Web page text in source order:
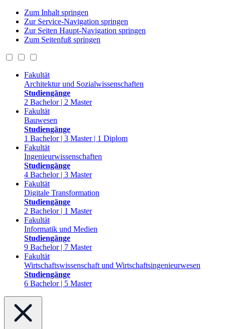
Zum Inhalt springen
Zur Service-Navigation springen
Zur Seiten Haupt-Navigation springen
Zum Seitenfuß springen
Fakultät
Architektur und Sozialwissenschaften
Studiengänge
2 Bachelor | 2 Master
Fakultät
Bauwesen
Studiengänge
1 Bachelor | 3 Master | 1 Diplom
Fakultät
Ingenieurwissenschaften
Studiengänge
4 Bachelor | 3 Master
Fakultät
Digitale Transformation
Studiengänge
2 Bachelor | 1 Master
Fakultät
Informatik und Medien
Studiengänge
9 Bachelor | 7 Master
Fakultät
Wirtschaftswissenschaft und Wirtschaftsingenieurwesen
Studiengänge
6 Bachelor | 5 Master